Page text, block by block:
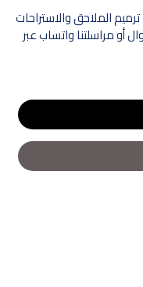
الملاحق والاستراحات
أو مراسلتنا واتساب عبر